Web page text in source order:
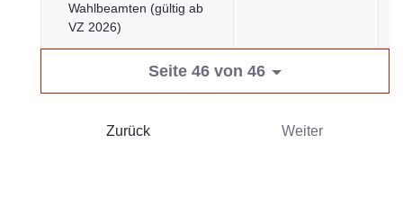
Wahlbeamten (gültig ab
VZ 2026)
Seite 46 von 46
Zurück Weiter